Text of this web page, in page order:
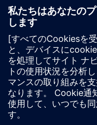
ブログを読む
PLMコンポーネントと
得てください。
PLM Componentsのブ